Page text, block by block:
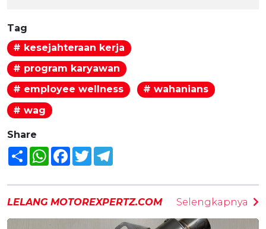
Tag
# kesejahteraan kerja
# program karyawan
# employee wellness
# wahanians
# wag
Share
Share WhatsAppFacebook
Twitter
LELANG MOTOREXPERTZ.COM Selengkapnya